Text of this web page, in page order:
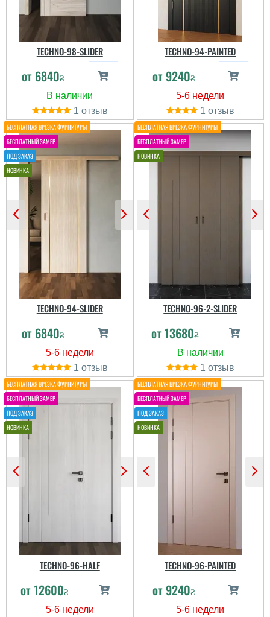
TECHNO-98-SLIDER
от 6840₴
1
TECHNO-94-PAINTED
от9240₴
1
TECHNO-94-SLIDER
от 6840₴
1
TECHNO-96-2-SLIDER
от13680₴
1
TECHNO-96-HALF
от12600₴
TECHNO-96-PAINTED
от9240₴